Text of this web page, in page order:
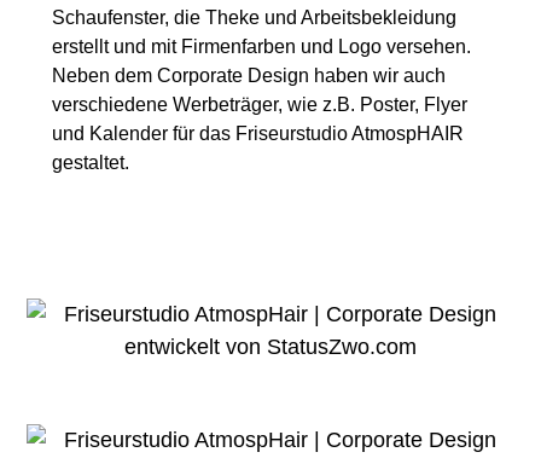
Schaufenster, die Theke und Arbeitsbekleidung
erstellt und mit Firmenfarben und Logo versehen.
Neben dem Corporate Design haben wir auch
verschiedene Werbeträger, wie z.B. Poster, Flyer
und Kalender für das Friseurstudio AtmospHAIR
gestaltet.